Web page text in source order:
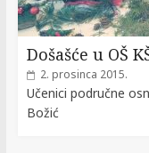
Došašće u OŠ
2. prosinca 2015.
Učenici područne
Božić